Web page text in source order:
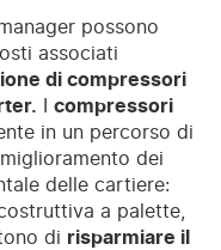
possono
associati
di compressori
compressori
in un percorso di
dei
delle cartiere:
a palette,
di risparmiare il